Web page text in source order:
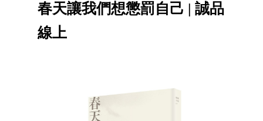
春天讓我們想懲罰自己 | 誠品
線上